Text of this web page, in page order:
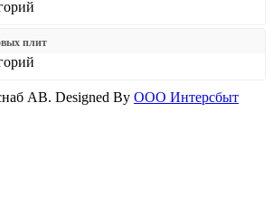
плит
АВ. Designed By ООО Интерсбыт